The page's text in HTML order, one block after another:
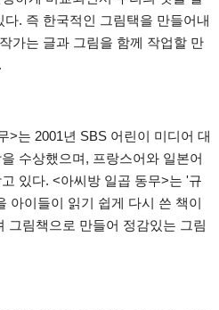
. 즉 한국적인 그림택을 만들어내
가는 글과 그림을 함께 작업할 만
>는 2001년 SBS 어린이 미디어 대
수상했으며, 프랑스어와 일본어
있다. <아씨방 일곱 동무>는 '규
아이들이 읽기 쉽게 다시 쓴 책이
그림책으로 만들어 정감있는 그림